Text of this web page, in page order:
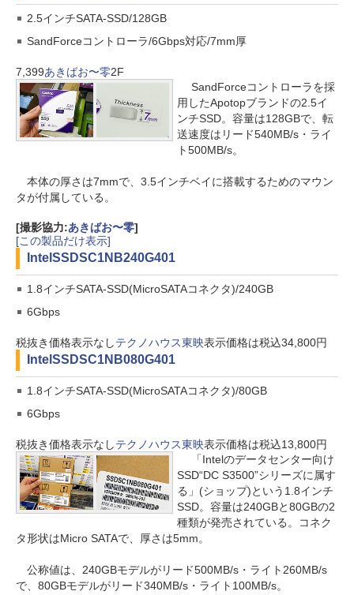
2.5インチSATA-SSD/128GB
SandForceコントローラ/6Gbps対応/7mm厚
7,399あきばお〜零2F
SandForceコントローラを採
用したApotopブランドの2.5イ
ンチSSD。容量は128GBで、転
送速度はリード540MB/s・ライ
ト500MB/s。
本体の厚さは7mmで、3.5インチベイに搭載するためのマウン
タが付属している。
[撮影協力:あきばお〜零]
[この製品だけ表示]
Intel SSDSC1NB240G401
1.8インチSATA-SSD(MicroSATAコネクタ)/240GB
6Gbps
税抜き価格表示なしテクノハウス東映表示価格は税込34,800円
Intel SSDSC1NB080G401
1.8インチSATA-SSD(MicroSATAコネクタ)/80GB
6Gbps
税抜き価格表示なしテクノハウス東映表示価格は税込13,800円
「Intelのデータセンター向け
SSD“DC S3500”シリーズに属す
る」(ショップ)という1.8インチ
SSD。容量は240GBと80GBの2
種類が発売されている。コネク
タ形状はMicro SATAで、厚さは5mm。
公称値は、240GBモデルがリード500MB/s・ライト260MB/s
で、80GBモデルがリード340MB/s・ライト100MB/s。